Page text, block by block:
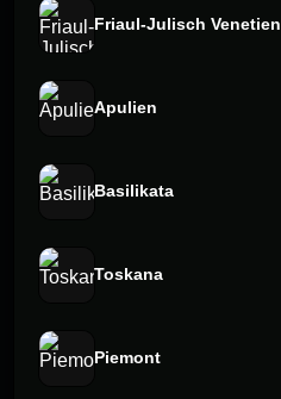
Friaul-Julisch Venetien⁠
Apulien
Basilikata
Toskana
Piemont